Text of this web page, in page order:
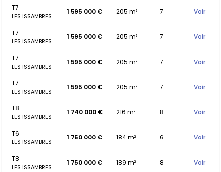
T7
LES ISSAMBRES
1 595 000 € 205 m² 7 Voir
T7
LES ISSAMBRES
1 595 000 € 205 m² 7 Voir
T7
LES ISSAMBRES
1 595 000 € 205 m² 7 Voir
T7
LES ISSAMBRES
1 595 000 € 205 m² 7 Voir
T8
LES ISSAMBRES
1 740 000 € 216 m² 8 Voir
T6
LES ISSAMBRES
1 750 000 € 184 m² 6 Voir
T8
LES ISSAMBRES
1 750 000 € 189 m² 8 Voir